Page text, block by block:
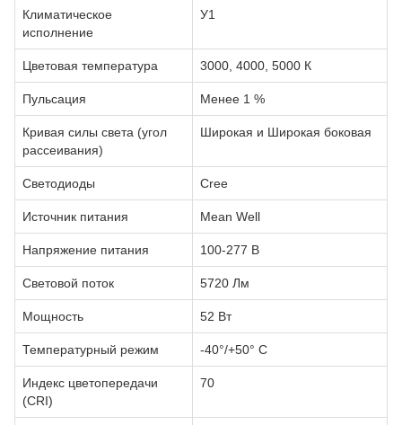
Климатическое
исполнение
У1
Цветовая температура 3000, 4000, 5000 К
Пульсация Менее 1 %
Кривая силы света (угол
рассеивания)
Широкая и Широкая боковая
Светодиоды Сree
Источник питания Mean Well
Напряжение питания 100-277 В
Световой поток 5720 Лм
Мощность 52 Вт
Температурный режим -40°/+50° С
Индекс цветопередачи
(CRI)
70